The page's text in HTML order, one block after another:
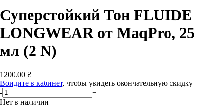
Суперстойкий Тон FLUIDE
LONGWEAR от MaqPro, 25
мл (2 N)
1200.00 ₴
Войдите в кабинет, чтобы увидеть окончательную скидку
-
+
Нет в наличии